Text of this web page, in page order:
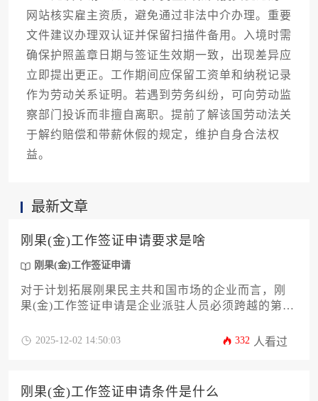
网站核实雇主资质，避免通过非法中介办理。重要
文件建议办理双认证并保留扫描件备用。入境时需
确保护照盖章日期与签证生效期一致，出现差异应
立即提出更正。工作期间应保留工资单和纳税记录
作为劳动关系证明。若遇到劳务纠纷，可向劳动监
察部门投诉而非擅自离职。提前了解该国劳动法关
于解约赔偿和带薪休假的规定，维护自身合法权
益。
最新文章
刚果(金)工作签证申请要求是啥
刚果(金)工作签证申请
对于计划拓展刚果民主共和国市场的企业而言，刚
果(金)工作签证申请是企业派驻人员必须跨越的第一
单到递交审批的全流程核心要求，涵盖工作许可获
尽、实用且具备操作性的行动指南，助力企业高效
2025-12-02 14:50:03 332 人看过
刚果(金)工作签证申请条件是什么